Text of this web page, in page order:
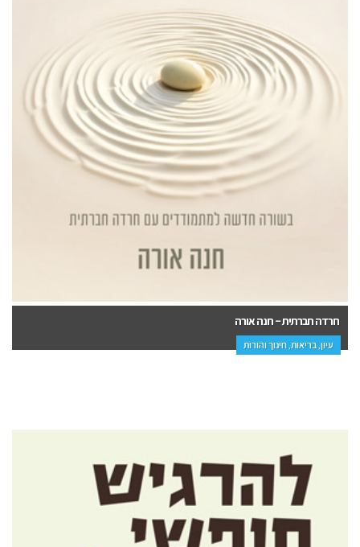
חרדה חברתית – חנה אורה
עיון, בריאות, חינוך והורות